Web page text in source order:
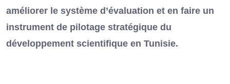
améliorer le système d’évaluation et en faire un
instrument de pilotage stratégique du
développement scientifique en Tunisie.